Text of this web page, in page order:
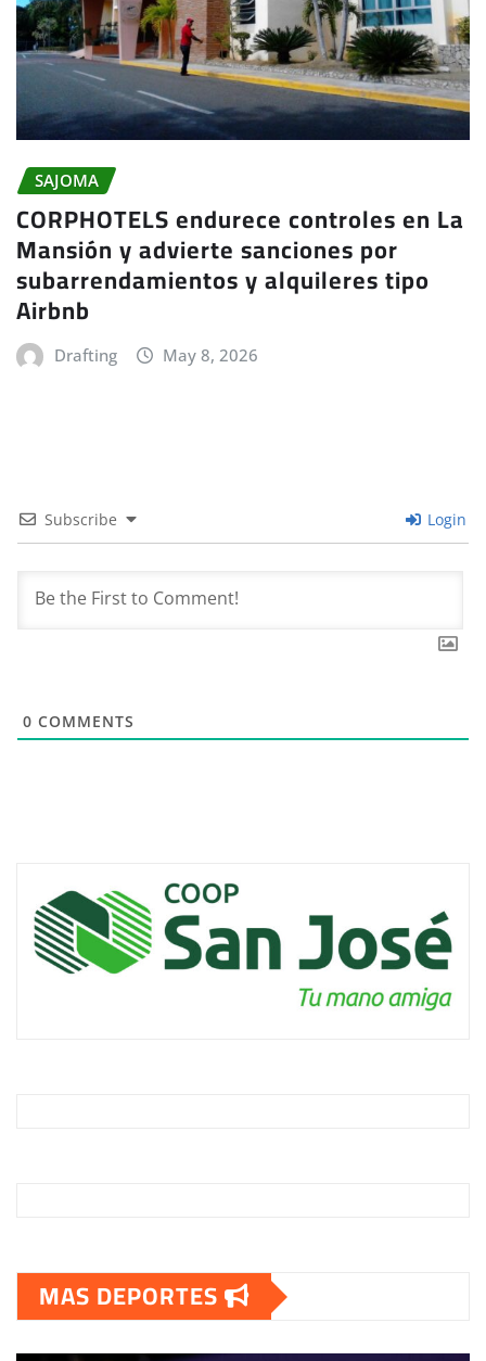
SAJOMA
CORPHOTELS endurece controles en La
Mansión y advierte sanciones por
subarrendamientos y alquileres tipo
Airbnb
Drafting May 8, 2026
Subscribe Login
0 COMMENTS
MAS DEPORTES